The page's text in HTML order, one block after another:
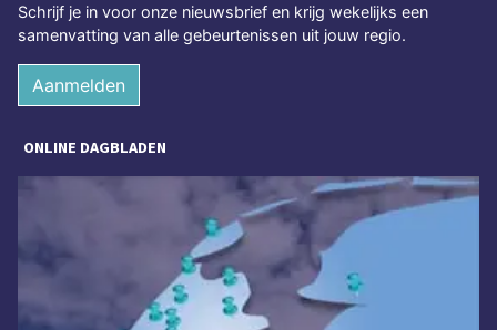
Schrijf je in voor onze nieuwsbrief en krijg wekelijks een
samenvatting van alle gebeurtenissen uit jouw regio.
Aanmelden
ONLINE DAGBLADEN